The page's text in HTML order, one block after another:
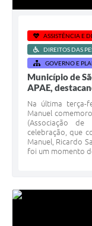
ASSISTÊNCIA E
DIREITOS DAS
GOVERNO E
Município de
APAE,
Na última terça-
Manuel
(Associação
celebração, que
Manuel, Ricardo
foi um momento